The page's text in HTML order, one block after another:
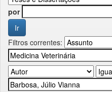
por
Filtros correntes: